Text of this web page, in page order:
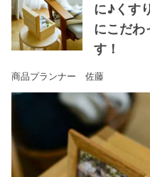
に♪くす
にこだわ
す！
商品プランナー 佐藤